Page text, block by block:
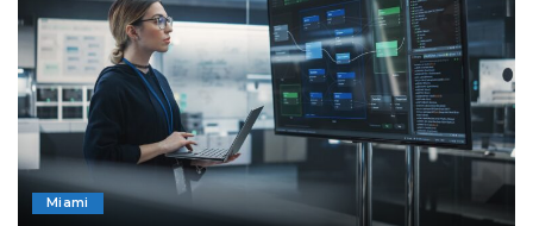
Miami